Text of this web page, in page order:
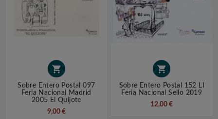

Sobre Entero Postal 097
Feria Nacional Madrid
2005 El Quijote
9,00 €

Sobre Entero Postal 152 LI
Feria Nacional Sello 2019
12,00 €